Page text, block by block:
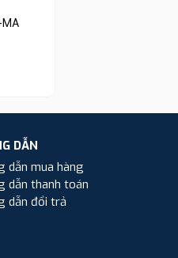
DẪN
dẫn mua hàng
dẫn thanh toán
dẫn đổi trả